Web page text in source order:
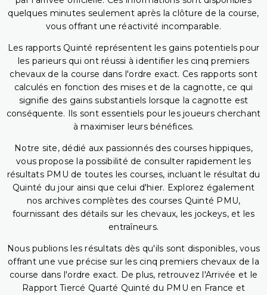
quelques minutes seulement après la clôture de la course,
vous offrant une réactivité incomparable.
Les rapports Quinté représentent les gains potentiels pour
les parieurs qui ont réussi à identifier les cinq premiers
chevaux de la course dans l'ordre exact. Ces rapports sont
calculés en fonction des mises et de la cagnotte, ce qui
signifie des gains substantiels lorsque la cagnotte est
conséquente. Ils sont essentiels pour les joueurs cherchant
à maximiser leurs bénéfices.
Notre site, dédié aux passionnés des courses hippiques,
vous propose la possibilité de consulter rapidement les
résultats PMU de toutes les courses, incluant le résultat du
Quinté du jour ainsi que celui d'hier. Explorez également
nos archives complètes des courses Quinté PMU,
fournissant des détails sur les chevaux, les jockeys, et les
entraîneurs.
Nous publions les résultats dès qu'ils sont disponibles, vous
offrant une vue précise sur les cinq premiers chevaux de la
course dans l'ordre exact. De plus, retrouvez l'Arrivée et le
Rapport Tiercé Quarté Quinté du PMU en France et